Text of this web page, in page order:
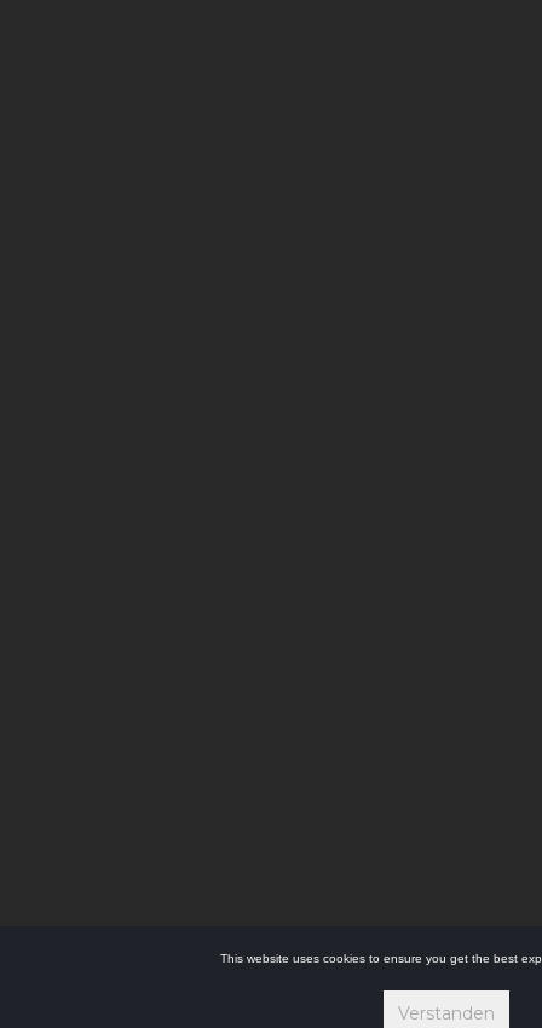
This website uses cookies to ensure you get the best
Verstanden